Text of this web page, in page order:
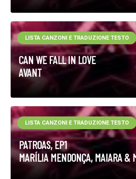
CAN WE FALL IN LOVE
AVANT
LISTA CANZONI E TRADUZIONE TESTO
PATROAS, EP1
MARÍLIA MENDONÇA, MAIARA &
LISTA CANZONI E TRADUZIONE TESTO